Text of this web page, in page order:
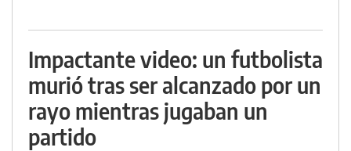
Impactante video: un futbolista
murió tras ser alcanzado por un
rayo mientras jugaban un
partido